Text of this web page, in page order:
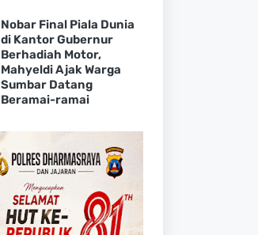
Nobar Final Piala Dunia
di Kantor Gubernur
Berhadiah Motor,
Mahyeldi Ajak Warga
Sumbar Datang
Beramai-ramai